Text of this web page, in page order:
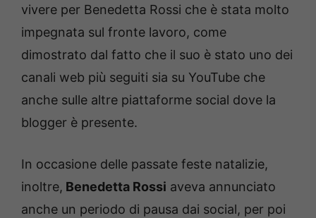
vivere per Benedetta Rossi che è stata molto
impegnata sul fronte lavoro, come
dimostrato dal fatto che il suo è stato uno dei
canali web più seguiti sia su YouTube che
anche sulle altre piattaforme social dove la
blogger è presente.
In occasione delle passate feste natalizie,
inoltre, Benedetta Rossi aveva annunciato
anche un periodo di pausa dai social, per poi